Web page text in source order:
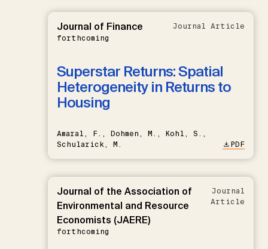
Journal of Finance
forthcoming
Journal Article
Superstar Returns: Spatial
Heterogeneity in Returns to
Housing
Amaral, F., Dohmen, M., Kohl, S.,
Schularick, M.
PDF
Journal of the Association of
Environmental and Resource
Economists (JAERE)
forthcoming
Journal
Article